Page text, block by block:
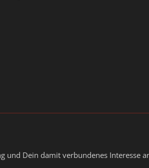
und Dein damit verbundenes Interesse